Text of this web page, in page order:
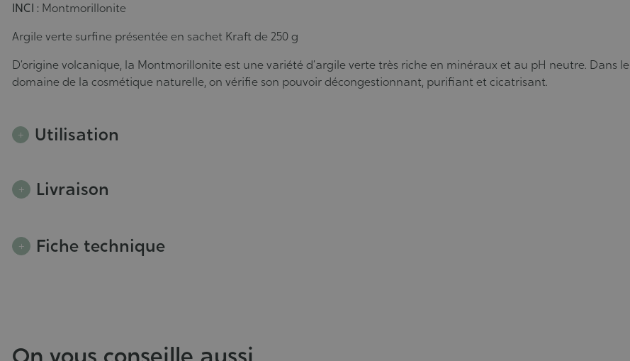
INCI : Montmorillonite
Argile verte surfine présentée en sachet Kraft de 250 g
D’origine volcanique, la Montmorillonite est une variété d’argile verte très riche en minéraux et au pH neutre. Dans le
domaine de la cosmétique naturelle, on vérifie son pouvoir décongestionnant, purifiant et cicatrisant.
Utilisation
Livraison
Fiche technique